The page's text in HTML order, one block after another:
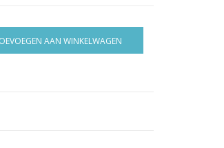
AAN WINKELWAGEN